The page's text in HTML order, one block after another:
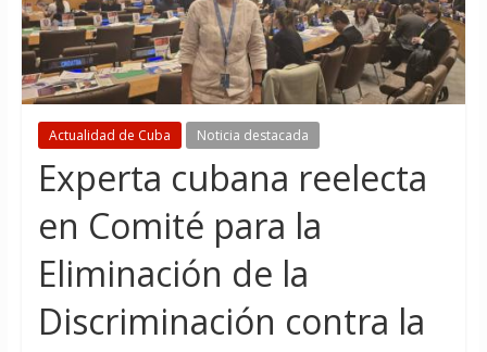
Actualidad de Cuba Noticia destacada
Experta cubana reelecta
en Comité para la
Eliminación de la
Discriminación contra la